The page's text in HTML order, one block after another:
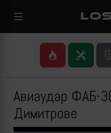
Авиаудар ФАБ-
Димитрове